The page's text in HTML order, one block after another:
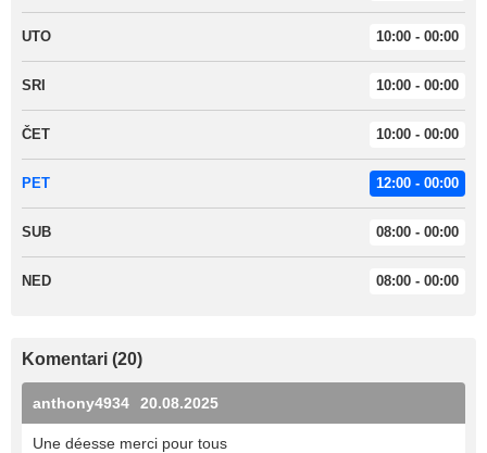
UTO 10:00 - 00:00
SRI 10:00 - 00:00
ČET 10:00 - 00:00
PET 12:00 - 00:00
SUB 08:00 - 00:00
NED 08:00 - 00:00
Komentari (20)
anthony4934 20.08.2025
Une déesse merci pour tous